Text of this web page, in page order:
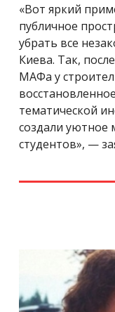
«Вот яркий
публичное
убрать все
Киева. Так,
МАФа у
тематической
создали уютное
студентов», —